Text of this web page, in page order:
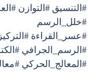
#التنسيق #التوازن
#خلل_الرسم
#عسر_القراءة #التركيز
#الرسم_الجرافي
#المعالج_الحركي